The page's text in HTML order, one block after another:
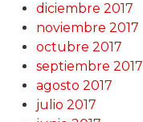
diciembre 2017
noviembre 2017
octubre 2017
septiembre 2017
agosto 2017
julio 2017